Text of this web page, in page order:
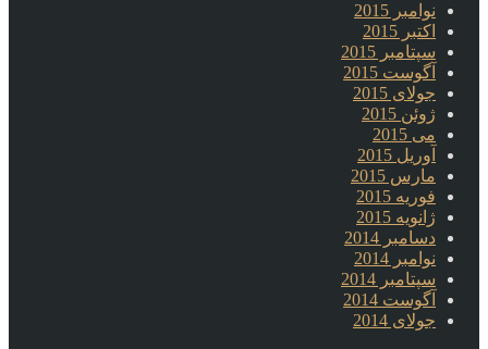
نوامبر 2015
اکتبر 2015
سپتامبر 2015
آگوست 2015
جولای 2015
ژوئن 2015
می 2015
آوریل 2015
مارس 2015
فوریه 2015
ژانویه 2015
دسامبر 2014
نوامبر 2014
سپتامبر 2014
آگوست 2014
جولای 2014